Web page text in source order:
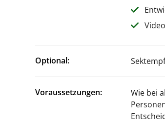
Optional:
Voraussetzungen:
Wie bei